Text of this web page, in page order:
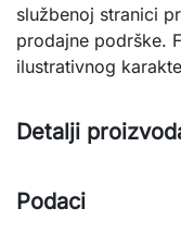
službenoj stranici
prodajne podrške.
ilustrativnog
Detalji
Podaci